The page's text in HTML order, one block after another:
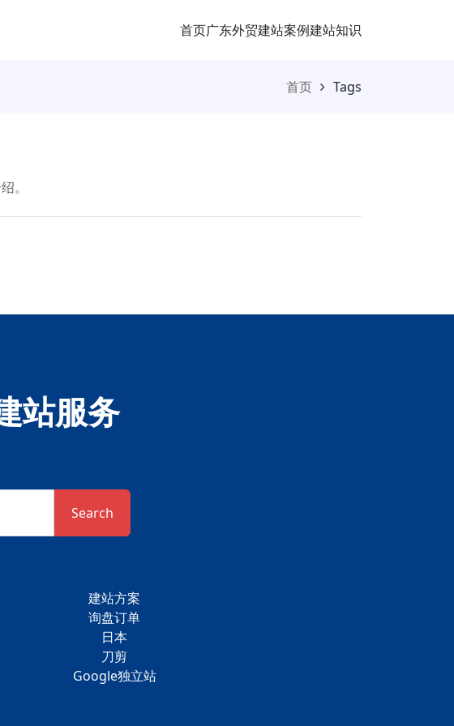
首页广东外贸建站案例建站知识
首页 Tags
。
站服务
Search
建站方案
询盘订单
日本
刀剪
Google独立站